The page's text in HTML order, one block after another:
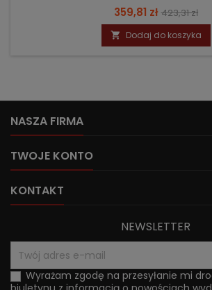
Cena
359,81 zł Cena
423,31 zł
 Dodaj do koszyka
NASZA FIRMA
TWOJE KONTO
KONTAKT
NEWSLETTER
Wyrażam zgodę na przesyłanie mi